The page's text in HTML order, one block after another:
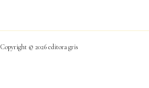
Copyright © 2026 editora gris